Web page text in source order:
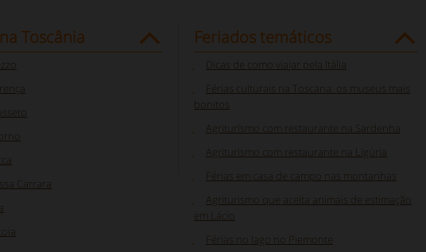
Toscânia
Carrara
Feriados temáticos
Dicas de como viajar pela Itália
Férias culturais na Toscana: os museus mais
bonitos
Agriturismo com restaurante na Sardenha
Agriturismo com restaurante na Ligúria
Férias em casa de campo nas montanhas
Agriturismo que aceita animais de estimação
em Lácio
Férias no lago no Piemonte